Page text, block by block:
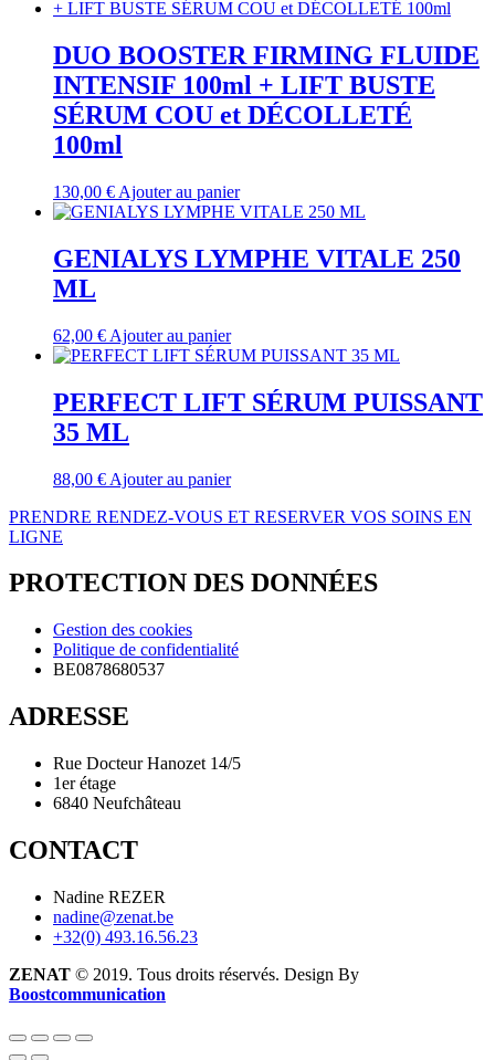
DUO BOOSTER FIRMING FLUIDE
INTENSIF 100ml + LIFT BUSTE
SÉRUM COU et DÉCOLLETÉ
100ml
130,00 € Ajouter au panier
GENIALYS LYMPHE VITALE 250
ML
62,00 € Ajouter au panier
PERFECT LIFT SÉRUM PUISSANT
35 ML
88,00 € Ajouter au panier
PRENDRE RENDEZ-VOUS ET RESERVER VOS SOINS EN
LIGNE
PROTECTION DES DONNÉES
Gestion des cookies
Politique de confidentialité
BE0878680537
ADRESSE
Rue Docteur Hanozet 14/5
1er étage
6840 Neufchâteau
CONTACT
Nadine REZER
nadine@zenat.be
+32(0) 493.16.56.23
ZENAT © 2019. Tous droits réservés. Design By
Boostcommunication